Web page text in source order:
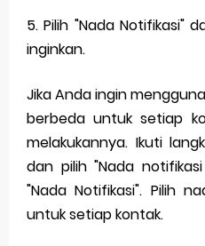
5. Pilih "Nada Notifikasi"
inginkan.
Jika Anda ingin
berbeda untuk setiap
melakukannya. Ikuti
dan pilih "Nada
"Nada Notifikasi". Pilih
untuk setiap kontak.